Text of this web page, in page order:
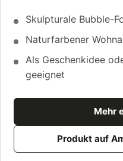
Skulpturale Bubble-
Naturfarbener
Als Geschenkidee
geeignet
Mehr
Produkt auf